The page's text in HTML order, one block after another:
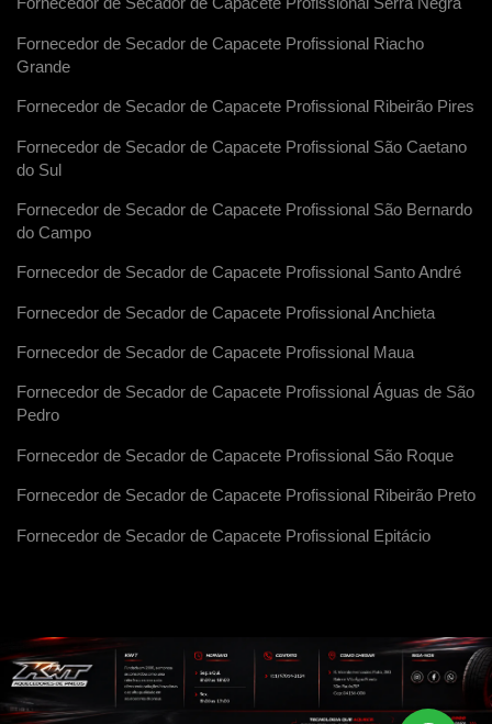
Fornecedor de Secador de Capacete Profissional Serra Negra
Fornecedor de Secador de Capacete Profissional Riacho
Grande
Fornecedor de Secador de Capacete Profissional Ribeirão Pires
Fornecedor de Secador de Capacete Profissional São Caetano
do Sul
Fornecedor de Secador de Capacete Profissional São Bernardo
do Campo
Fornecedor de Secador de Capacete Profissional Santo André
Fornecedor de Secador de Capacete Profissional Anchieta
Fornecedor de Secador de Capacete Profissional Maua
Fornecedor de Secador de Capacete Profissional Águas de São
Pedro
Fornecedor de Secador de Capacete Profissional São Roque
Fornecedor de Secador de Capacete Profissional Ribeirão Preto
Fornecedor de Secador de Capacete Profissional Epitácio